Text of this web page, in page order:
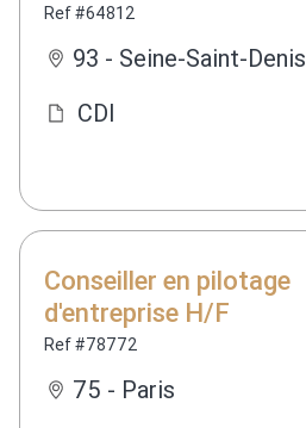
Ref #64812
93 - Seine-Saint-Denis
CDI
Conseiller en pilotage
d'entreprise H/F
Ref #78772
75 - Paris